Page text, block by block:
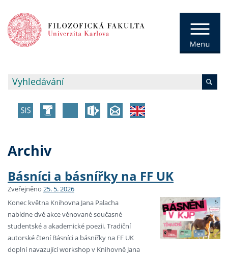
Archiv
Básníci a básnířky na FF UK
Zveřejněno 25. 5. 2026
Konec května Knihovna Jana Palacha
nabídne dvě akce věnované současné
studentské a akademické poezii. Tradiční
autorské čtení Básníci a básnířky na FF UK
doplní navazující workshop v Knihovně Jana